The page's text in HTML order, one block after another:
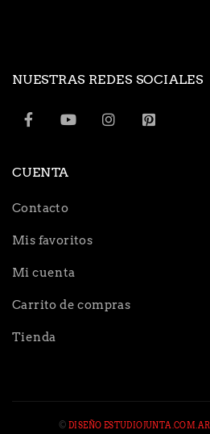
NUESTRAS REDES SOCIALES
CUENTA
Contacto
Mis favoritos
Mi cuenta
Carrito de compras
Tienda
©DISEÑO ESTUDIOJUNTA.COM.AR